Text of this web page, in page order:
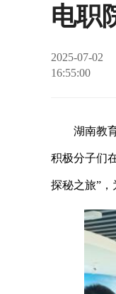
电职
2025-07-02
16:55:00
湖南教
积极分子们
探秘之旅”，